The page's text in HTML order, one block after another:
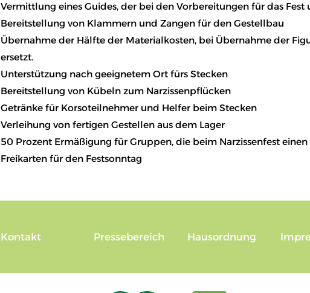
Vermittlung eines Guides, der bei den Vorbereitungen für das Fest
Bereitstellung von Klammern und Zangen für den Gestellbau
Übernahme der Hälfte der Materialkosten, bei Übernahme der
ersetzt.
Unterstützung nach geeignetem Ort fürs Stecken
Bereitstellung von Kübeln zum Narzissenpflücken
Getränke für Korsoteilnehmer und Helfer beim Stecken
Verleihung von fertigen Gestellen aus dem Lager
50 Prozent Ermäßigung für Gruppen, die beim Narzissenfest
Freikarten für den Festsonntag
Kontakt Pressebereich Hausordnung